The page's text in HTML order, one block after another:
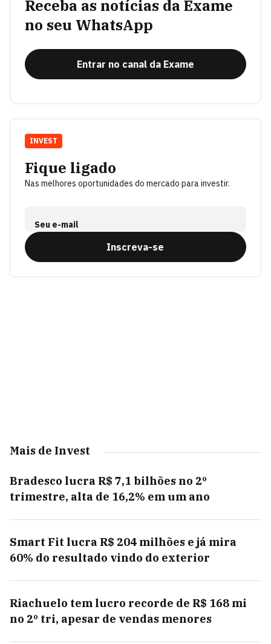
Receba as notícias da Exame
no seu WhatsApp
Entrar no canal da Exame
Fique ligado
Nas melhores oportunidades do mercado para investir.
Seu e-mail
Inscreva-se
INVEST
Mais de Invest
Bradesco lucra R$ 7,1 bilhões no 2º
trimestre, alta de 16,2% em um ano
Smart Fit lucra R$ 204 milhões e já mira
60% do resultado vindo do exterior
Riachuelo tem lucro recorde de R$ 168 mi
no 2º tri, apesar de vendas menores